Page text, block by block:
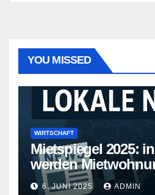
YOU MISSED
WIRTSCHAFT
Mietspiegel 2025:
werden
teurer
6. JUNI 2025 ADMIN